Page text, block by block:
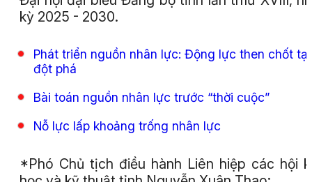
kỳ 2025 - 2030.
Phát triển nguồn nhân lực: Động lực then chốt
đột phá
Bài toán nguồn nhân lực trước “thời cuộc”
Nỗ lực lấp khoảng trống nhân lực
*Phó Chủ tịch điều hành Liên hiệp các hội